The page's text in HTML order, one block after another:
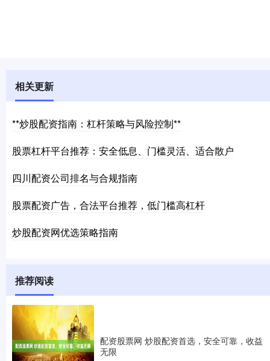
相关更新
**炒股配资指南：杠杆策略与风险控制**
股票杠杆平台推荐：安全低息、门槛灵活、适合散户
四川配资公司排名与合规指南
股票配资广告，合法平台推荐，低门槛高杠杆
炒股配资网优选策略指南
推荐阅读
配资股票网 炒股配资首选，安全可靠，收益
无限